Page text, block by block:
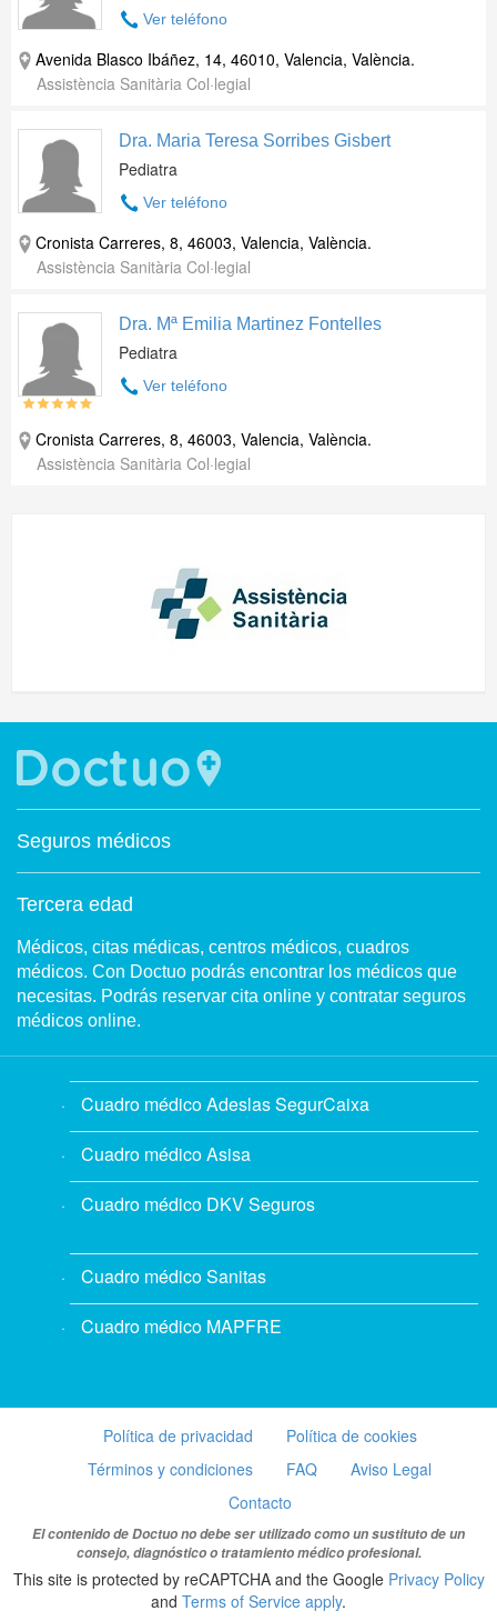
Ver teléfono
Avenida Blasco Ibáñez, 14, 46010, Valencia, València.
Assistència Sanitària Col·legial
Dra. Maria Teresa Sorribes Gisbert
Pediatra
Ver teléfono
Cronista Carreres, 8, 46003, Valencia, València.
Assistència Sanitària Col·legial
Dra. Mª Emilia Martinez Fontelles
Pediatra
Ver teléfono
Cronista Carreres, 8, 46003, Valencia, València.
Assistència Sanitària Col·legial
Seguros médicos
Tercera edad
Médicos, citas médicas, centros médicos, cuadros
médicos. Con Doctuo podrás encontrar los médicos que
necesitas. Podrás reservar cita online y contratar seguros
médicos online.
Cuadro médico Adeslas SegurCaixa
Cuadro médico Asisa
Cuadro médico DKV Seguros
Cuadro médico Sanitas
Cuadro médico MAPFRE
Política de privacidad
Política de cookies
Términos y condiciones
FAQ
Aviso Legal
Contacto
El contenido de Doctuo no debe ser utilizado como un sustituto de un
consejo, diagnóstico o tratamiento médico profesional.
This site is protected by reCAPTCHA and the Google Privacy Policy
and Terms of Service apply.